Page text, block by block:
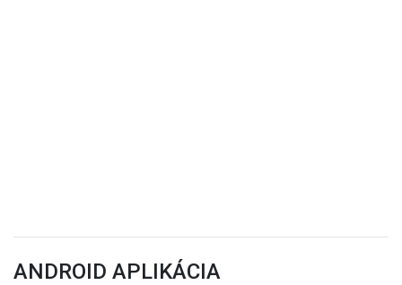
ANDROID APLIKÁCIA